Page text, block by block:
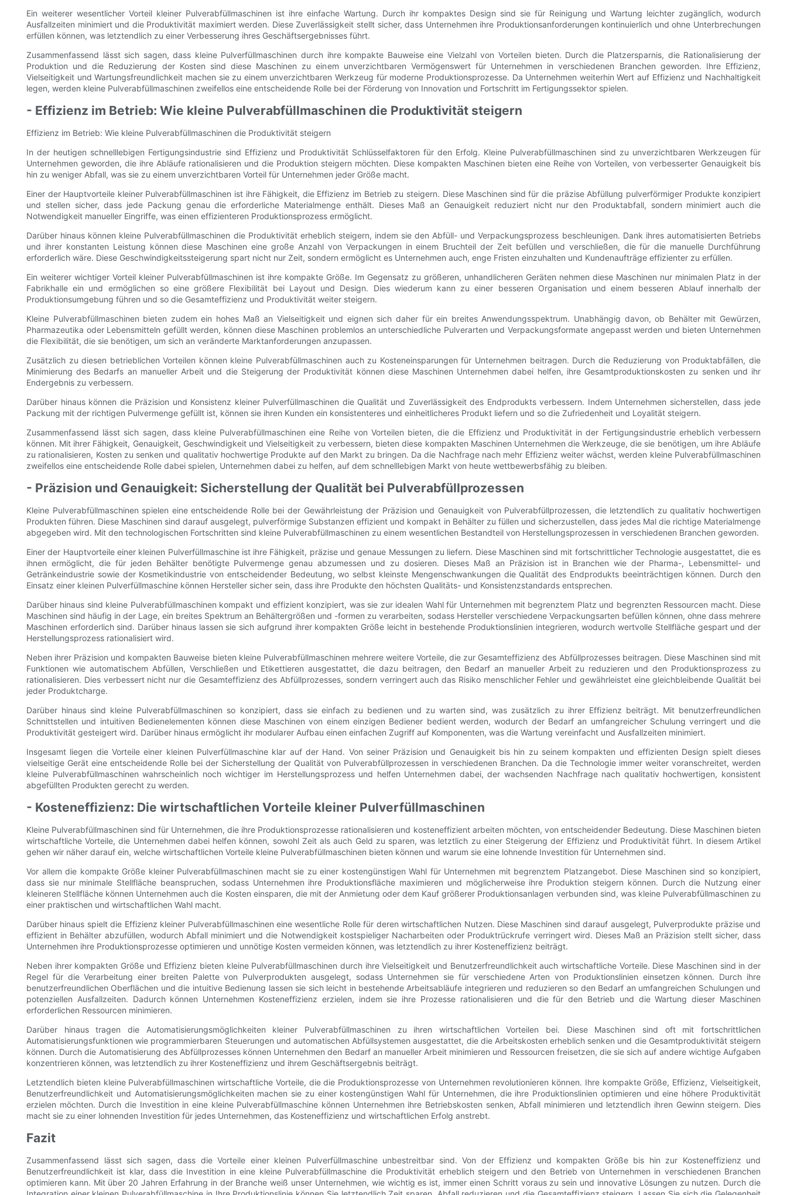
Ein weiterer wesentlicher Vorteil kleiner Pulverabfüllmaschinen ist ihre einfache Wartung. Durch ihr kompaktes Design sind sie für Reinigung und Wartung leichter zugänglich, wodurch
Ausfallzeiten minimiert und die Produktivität maximiert werden. Diese Zuverlässigkeit stellt sicher, dass Unternehmen ihre Produktionsanforderungen kontinuierlich und ohne Unterbrechungen
erfüllen können, was letztendlich zu einer Verbesserung ihres Geschäftsergebnisses führt.
Zusammenfassend lässt sich sagen, dass kleine Pulverfüllmaschinen durch ihre kompakte Bauweise eine Vielzahl von Vorteilen bieten. Durch die Platzersparnis, die Rationalisierung der
Produktion und die Reduzierung der Kosten sind diese Maschinen zu einem unverzichtbaren Vermögenswert für Unternehmen in verschiedenen Branchen geworden. Ihre Effizienz,
Vielseitigkeit und Wartungsfreundlichkeit machen sie zu einem unverzichtbaren Werkzeug für moderne Produktionsprozesse. Da Unternehmen weiterhin Wert auf Effizienz und Nachhaltigkeit
legen, werden kleine Pulverabfüllmaschinen zweifellos eine entscheidende Rolle bei der Förderung von Innovation und Fortschritt im Fertigungssektor spielen.
- Effizienz im Betrieb: Wie kleine Pulverabfüllmaschinen die Produktivität steigern
Effizienz im Betrieb: Wie kleine Pulverabfüllmaschinen die Produktivität steigern
In der heutigen schnelllebigen Fertigungsindustrie sind Effizienz und Produktivität Schlüsselfaktoren für den Erfolg. Kleine Pulverabfüllmaschinen sind zu unverzichtbaren Werkzeugen für
Unternehmen geworden, die ihre Abläufe rationalisieren und die Produktion steigern möchten. Diese kompakten Maschinen bieten eine Reihe von Vorteilen, von verbesserter Genauigkeit bis
hin zu weniger Abfall, was sie zu einem unverzichtbaren Vorteil für Unternehmen jeder Größe macht.
Einer der Hauptvorteile kleiner Pulverabfüllmaschinen ist ihre Fähigkeit, die Effizienz im Betrieb zu steigern. Diese Maschinen sind für die präzise Abfüllung pulverförmiger Produkte konzipiert
und stellen sicher, dass jede Packung genau die erforderliche Materialmenge enthält. Dieses Maß an Genauigkeit reduziert nicht nur den Produktabfall, sondern minimiert auch die
Notwendigkeit manueller Eingriffe, was einen effizienteren Produktionsprozess ermöglicht.
Darüber hinaus können kleine Pulverabfüllmaschinen die Produktivität erheblich steigern, indem sie den Abfüll- und Verpackungsprozess beschleunigen. Dank ihres automatisierten Betriebs
und ihrer konstanten Leistung können diese Maschinen eine große Anzahl von Verpackungen in einem Bruchteil der Zeit befüllen und verschließen, die für die manuelle Durchführung
erforderlich wäre. Diese Geschwindigkeitssteigerung spart nicht nur Zeit, sondern ermöglicht es Unternehmen auch, enge Fristen einzuhalten und Kundenaufträge effizienter zu erfüllen.
Ein weiterer wichtiger Vorteil kleiner Pulverabfüllmaschinen ist ihre kompakte Größe. Im Gegensatz zu größeren, unhandlicheren Geräten nehmen diese Maschinen nur minimalen Platz in der
Fabrikhalle ein und ermöglichen so eine größere Flexibilität bei Layout und Design. Dies wiederum kann zu einer besseren Organisation und einem besseren Ablauf innerhalb der
Produktionsumgebung führen und so die Gesamteffizienz und Produktivität weiter steigern.
Kleine Pulverabfüllmaschinen bieten zudem ein hohes Maß an Vielseitigkeit und eignen sich daher für ein breites Anwendungsspektrum. Unabhängig davon, ob Behälter mit Gewürzen,
Pharmazeutika oder Lebensmitteln gefüllt werden, können diese Maschinen problemlos an unterschiedliche Pulverarten und Verpackungsformate angepasst werden und bieten Unternehmen
die Flexibilität, die sie benötigen, um sich an veränderte Marktanforderungen anzupassen.
Zusätzlich zu diesen betrieblichen Vorteilen können kleine Pulverabfüllmaschinen auch zu Kosteneinsparungen für Unternehmen beitragen. Durch die Reduzierung von Produktabfällen, die
Minimierung des Bedarfs an manueller Arbeit und die Steigerung der Produktivität können diese Maschinen Unternehmen dabei helfen, ihre Gesamtproduktionskosten zu senken und ihr
Endergebnis zu verbessern.
Darüber hinaus können die Präzision und Konsistenz kleiner Pulverfüllmaschinen die Qualität und Zuverlässigkeit des Endprodukts verbessern. Indem Unternehmen sicherstellen, dass jede
Packung mit der richtigen Pulvermenge gefüllt ist, können sie ihren Kunden ein konsistenteres und einheitlicheres Produkt liefern und so die Zufriedenheit und Loyalität steigern.
Zusammenfassend lässt sich sagen, dass kleine Pulverabfüllmaschinen eine Reihe von Vorteilen bieten, die die Effizienz und Produktivität in der Fertigungsindustrie erheblich verbessern
können. Mit ihrer Fähigkeit, Genauigkeit, Geschwindigkeit und Vielseitigkeit zu verbessern, bieten diese kompakten Maschinen Unternehmen die Werkzeuge, die sie benötigen, um ihre Abläufe
zu rationalisieren, Kosten zu senken und qualitativ hochwertige Produkte auf den Markt zu bringen. Da die Nachfrage nach mehr Effizienz weiter wächst, werden kleine Pulverabfüllmaschinen
zweifellos eine entscheidende Rolle dabei spielen, Unternehmen dabei zu helfen, auf dem schnelllebigen Markt von heute wettbewerbsfähig zu bleiben.
- Präzision und Genauigkeit: Sicherstellung der Qualität bei Pulverabfüllprozessen
Kleine Pulverabfüllmaschinen spielen eine entscheidende Rolle bei der Gewährleistung der Präzision und Genauigkeit von Pulverabfüllprozessen, die letztendlich zu qualitativ hochwertigen
Produkten führen. Diese Maschinen sind darauf ausgelegt, pulverförmige Substanzen effizient und kompakt in Behälter zu füllen und sicherzustellen, dass jedes Mal die richtige Materialmenge
abgegeben wird. Mit den technologischen Fortschritten sind kleine Pulverabfüllmaschinen zu einem wesentlichen Bestandteil von Herstellungsprozessen in verschiedenen Branchen geworden.
Einer der Hauptvorteile einer kleinen Pulverfüllmaschine ist ihre Fähigkeit, präzise und genaue Messungen zu liefern. Diese Maschinen sind mit fortschrittlicher Technologie ausgestattet, die es
ihnen ermöglicht, die für jeden Behälter benötigte Pulvermenge genau abzumessen und zu dosieren. Dieses Maß an Präzision ist in Branchen wie der Pharma-, Lebensmittel- und
Getränkeindustrie sowie der Kosmetikindustrie von entscheidender Bedeutung, wo selbst kleinste Mengenschwankungen die Qualität des Endprodukts beeinträchtigen können. Durch den
Einsatz einer kleinen Pulverfüllmaschine können Hersteller sicher sein, dass ihre Produkte den höchsten Qualitäts- und Konsistenzstandards entsprechen.
Darüber hinaus sind kleine Pulverabfüllmaschinen kompakt und effizient konzipiert, was sie zur idealen Wahl für Unternehmen mit begrenztem Platz und begrenzten Ressourcen macht. Diese
Maschinen sind häufig in der Lage, ein breites Spektrum an Behältergrößen und -formen zu verarbeiten, sodass Hersteller verschiedene Verpackungsarten befüllen können, ohne dass mehrere
Maschinen erforderlich sind. Darüber hinaus lassen sie sich aufgrund ihrer kompakten Größe leicht in bestehende Produktionslinien integrieren, wodurch wertvolle Stellfläche gespart und der
Herstellungsprozess rationalisiert wird.
Neben ihrer Präzision und kompakten Bauweise bieten kleine Pulverabfüllmaschinen mehrere weitere Vorteile, die zur Gesamteffizienz des Abfüllprozesses beitragen. Diese Maschinen sind mit
Funktionen wie automatischem Abfüllen, Verschließen und Etikettieren ausgestattet, die dazu beitragen, den Bedarf an manueller Arbeit zu reduzieren und den Produktionsprozess zu
rationalisieren. Dies verbessert nicht nur die Gesamteffizienz des Abfüllprozesses, sondern verringert auch das Risiko menschlicher Fehler und gewährleistet eine gleichbleibende Qualität bei
jeder Produktcharge.
Darüber hinaus sind kleine Pulverabfüllmaschinen so konzipiert, dass sie einfach zu bedienen und zu warten sind, was zusätzlich zu ihrer Effizienz beiträgt. Mit benutzerfreundlichen
Schnittstellen und intuitiven Bedienelementen können diese Maschinen von einem einzigen Bediener bedient werden, wodurch der Bedarf an umfangreicher Schulung verringert und die
Produktivität gesteigert wird. Darüber hinaus ermöglicht ihr modularer Aufbau einen einfachen Zugriff auf Komponenten, was die Wartung vereinfacht und Ausfallzeiten minimiert.
Insgesamt liegen die Vorteile einer kleinen Pulverfüllmaschine klar auf der Hand. Von seiner Präzision und Genauigkeit bis hin zu seinem kompakten und effizienten Design spielt dieses
vielseitige Gerät eine entscheidende Rolle bei der Sicherstellung der Qualität von Pulverabfüllprozessen in verschiedenen Branchen. Da die Technologie immer weiter voranschreitet, werden
kleine Pulverabfüllmaschinen wahrscheinlich noch wichtiger im Herstellungsprozess und helfen Unternehmen dabei, der wachsenden Nachfrage nach qualitativ hochwertigen, konsistent
abgefüllten Produkten gerecht zu werden.
- Kosteneffizienz: Die wirtschaftlichen Vorteile kleiner Pulverfüllmaschinen
Kleine Pulverabfüllmaschinen sind für Unternehmen, die ihre Produktionsprozesse rationalisieren und kosteneffizient arbeiten möchten, von entscheidender Bedeutung. Diese Maschinen bieten
wirtschaftliche Vorteile, die Unternehmen dabei helfen können, sowohl Zeit als auch Geld zu sparen, was letztlich zu einer Steigerung der Effizienz und Produktivität führt. In diesem Artikel
gehen wir näher darauf ein, welche wirtschaftlichen Vorteile kleine Pulverabfüllmaschinen bieten können und warum sie eine lohnende Investition für Unternehmen sind.
Vor allem die kompakte Größe kleiner Pulverabfüllmaschinen macht sie zu einer kostengünstigen Wahl für Unternehmen mit begrenztem Platzangebot. Diese Maschinen sind so konzipiert,
dass sie nur minimale Stellfläche beanspruchen, sodass Unternehmen ihre Produktionsfläche maximieren und möglicherweise ihre Produktion steigern können. Durch die Nutzung einer
kleineren Stellfläche können Unternehmen auch die Kosten einsparen, die mit der Anmietung oder dem Kauf größerer Produktionsanlagen verbunden sind, was kleine Pulverabfüllmaschinen zu
einer praktischen und wirtschaftlichen Wahl macht.
Darüber hinaus spielt die Effizienz kleiner Pulverabfüllmaschinen eine wesentliche Rolle für deren wirtschaftlichen Nutzen. Diese Maschinen sind darauf ausgelegt, Pulverprodukte präzise und
effizient in Behälter abzufüllen, wodurch Abfall minimiert und die Notwendigkeit kostspieliger Nacharbeiten oder Produktrückrufe verringert wird. Dieses Maß an Präzision stellt sicher, dass
Unternehmen ihre Produktionsprozesse optimieren und unnötige Kosten vermeiden können, was letztendlich zu ihrer Kosteneffizienz beiträgt.
Neben ihrer kompakten Größe und Effizienz bieten kleine Pulverabfüllmaschinen durch ihre Vielseitigkeit und Benutzerfreundlichkeit auch wirtschaftliche Vorteile. Diese Maschinen sind in der
Regel für die Verarbeitung einer breiten Palette von Pulverprodukten ausgelegt, sodass Unternehmen sie für verschiedene Arten von Produktionslinien einsetzen können. Durch ihre
benutzerfreundlichen Oberflächen und die intuitive Bedienung lassen sie sich leicht in bestehende Arbeitsabläufe integrieren und reduzieren so den Bedarf an umfangreichen Schulungen und
potenziellen Ausfallzeiten. Dadurch können Unternehmen Kosteneffizienz erzielen, indem sie ihre Prozesse rationalisieren und die für den Betrieb und die Wartung dieser Maschinen
erforderlichen Ressourcen minimieren.
Darüber hinaus tragen die Automatisierungsmöglichkeiten kleiner Pulverabfüllmaschinen zu ihren wirtschaftlichen Vorteilen bei. Diese Maschinen sind oft mit fortschrittlichen
Automatisierungsfunktionen wie programmierbaren Steuerungen und automatischen Abfüllsystemen ausgestattet, die die Arbeitskosten erheblich senken und die Gesamtproduktivität steigern
können. Durch die Automatisierung des Abfüllprozesses können Unternehmen den Bedarf an manueller Arbeit minimieren und Ressourcen freisetzen, die sie sich auf andere wichtige Aufgaben
konzentrieren können, was letztendlich zu ihrer Kosteneffizienz und ihrem Geschäftsergebnis beiträgt.
Letztendlich bieten kleine Pulverabfüllmaschinen wirtschaftliche Vorteile, die die Produktionsprozesse von Unternehmen revolutionieren können. Ihre kompakte Größe, Effizienz, Vielseitigkeit,
Benutzerfreundlichkeit und Automatisierungsmöglichkeiten machen sie zu einer kostengünstigen Wahl für Unternehmen, die ihre Produktionslinien optimieren und eine höhere Produktivität
erzielen möchten. Durch die Investition in eine kleine Pulverabfüllmaschine können Unternehmen ihre Betriebskosten senken, Abfall minimieren und letztendlich ihren Gewinn steigern. Dies
macht sie zu einer lohnenden Investition für jedes Unternehmen, das Kosteneffizienz und wirtschaftlichen Erfolg anstrebt.
Fazit
Zusammenfassend lässt sich sagen, dass die Vorteile einer kleinen Pulverfüllmaschine unbestreitbar sind. Von der Effizienz und kompakten Größe bis hin zur Kosteneffizienz und
Benutzerfreundlichkeit ist klar, dass die Investition in eine kleine Pulverabfüllmaschine die Produktivität erheblich steigern und den Betrieb von Unternehmen in verschiedenen Branchen
optimieren kann. Mit über 20 Jahren Erfahrung in der Branche weiß unser Unternehmen, wie wichtig es ist, immer einen Schritt voraus zu sein und innovative Lösungen zu nutzen. Durch die